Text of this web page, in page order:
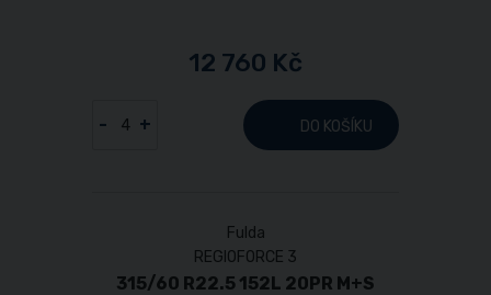
12 760 Kč
- + DO KOŠÍKU
Fulda
REGIOFORCE 3
315/60 R22.5 152L 20PR M+S